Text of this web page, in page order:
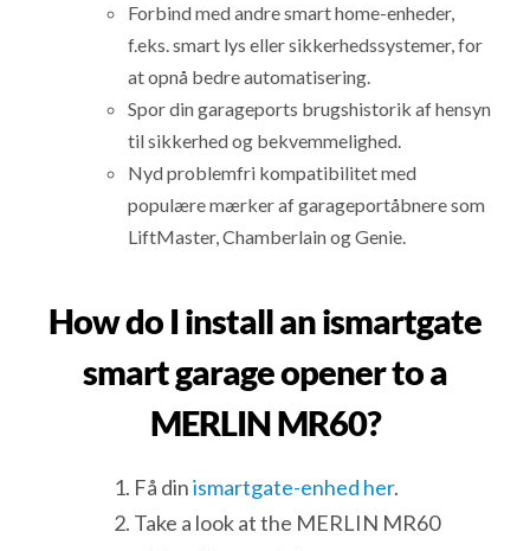
Forbind med andre smart home-enheder,
f.eks. smart lys eller sikkerhedssystemer, for
at opnå bedre automatisering.
Spor din garageports brugshistorik af hensyn
til sikkerhed og bekvemmelighed.
Nyd problemfri kompatibilitet med
populære mærker af garageportåbnere som
LiftMaster, Chamberlain og Genie.
How do I install an ismartgate
smart garage opener to a
MERLIN MR60?
Få dinismartgate-enhed her.
Take a look at the MERLIN MR60